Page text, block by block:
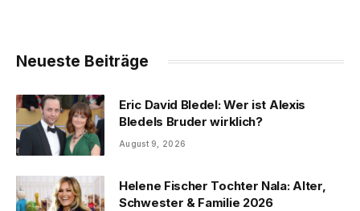
Neueste Beiträge
Eric David Bledel: Wer ist Alexis
Bledels Bruder wirklich?
August 9, 2026
Helene Fischer Tochter Nala: Alter,
Schwester & Familie 2026